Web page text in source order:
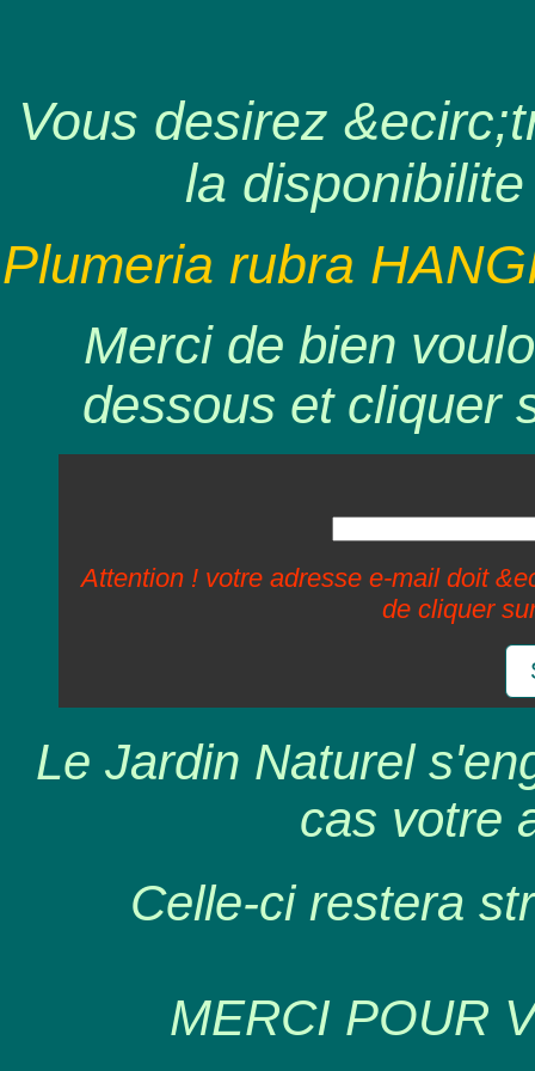
Vous desirez
la
Plumeria rubra
Merci de bien
dessous et cliquer
Attention ! votre adresse e-mail doit
de cliquer
Le Jardin Naturel
cas votre
Celle-ci restera
MERCI POUR